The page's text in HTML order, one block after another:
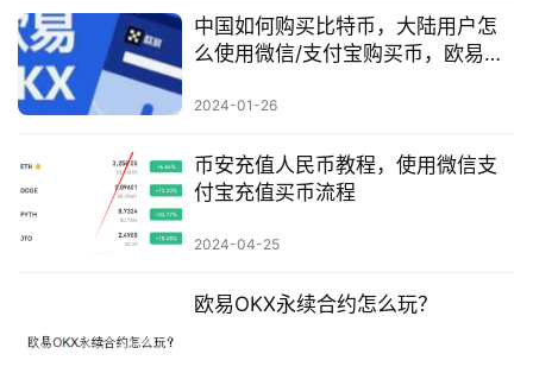
中国如何购买比特币，大陆用户怎
么使用微信/支付宝购买币，欧易比
2024-01-26
币安充值人民币教程，使用微信支
付宝充值买币流程
2024-04-25
欧易OKX永续合约怎么玩？